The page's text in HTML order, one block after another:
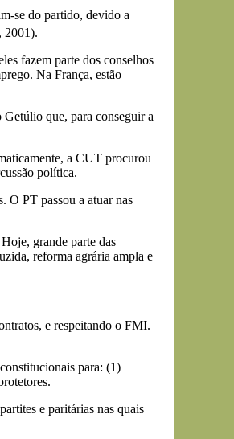
se do partido, devido a
2001).
fazem parte dos conselhos
Na França, estão
que, para conseguir a
a CUT procurou
política.
O PT passou a atuar nas
grande parte das
reforma agrária ampla e
e respeitando o FMI.
para: (1)
e paritárias nas quais